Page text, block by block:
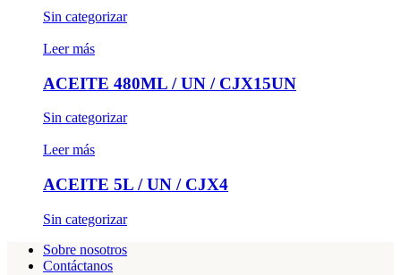
Sin categorizar
Leer más
ACEITE 480ML / UN / CJX15UN
Sin categorizar
Leer más
ACEITE 5L / UN / CJX4
Sin categorizar
Sobre nosotros
Contáctanos